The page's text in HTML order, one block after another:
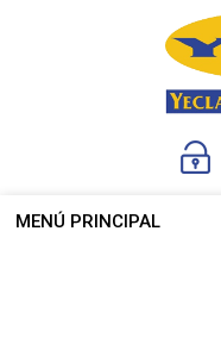
MENÚ PRINCIPAL